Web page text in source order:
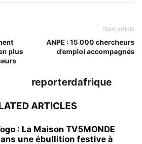
plus
Next article
ANPE : 15 000 chercheurs
d’emploi accompagnés
reporterdafrique
ARTICLES
: La Maison TV5MONDE
une ébullition festive à